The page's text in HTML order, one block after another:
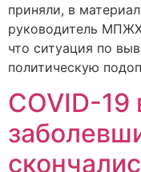
приняли, в
руководитель
что ситуация по
политическую
COVID-